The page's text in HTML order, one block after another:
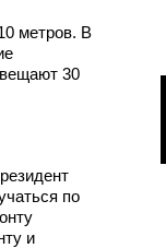
метров. В
30
по
и